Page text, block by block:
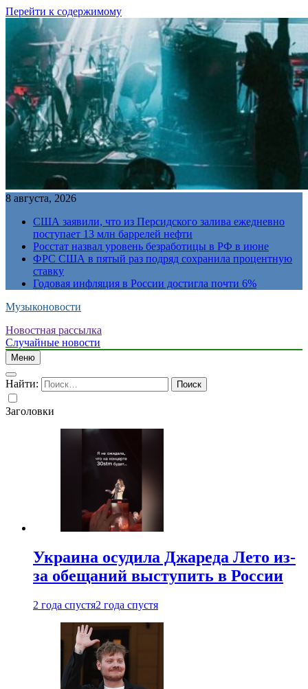
Перейти к содержимому
8 августа, 2026
США заявили, что из Персидского залива ежедневно
поступает 13 млн баррелей нефти
Росстат назвал уровень безработицы в РФ в июне
ФРС США в пятый раз подряд сохранила процентную
ставку
Годовая инфляция в России достигла почти 6%
Музыконовости
Новостная рассылка
Случайные новости
Меню
Найти:
Заголовки
Украина осудила Джареда Лето из-
за обещаний выступить в России
2 года спустя2 года спустя